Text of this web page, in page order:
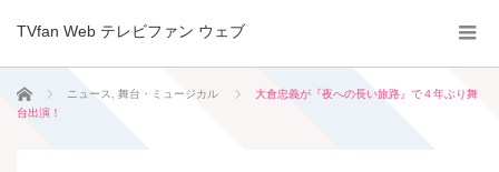
TVfan Web テレビファン ウェブ
ホーム ニュース 舞台・ミュージカル
大倉忠義が『夜への長い旅路』で４年ぶり舞
台出演！